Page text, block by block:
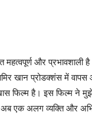
और
खान प्रोडक्शंस में
फिल्म है। इस फिल्म
अब एक अलग व्यक्ति और